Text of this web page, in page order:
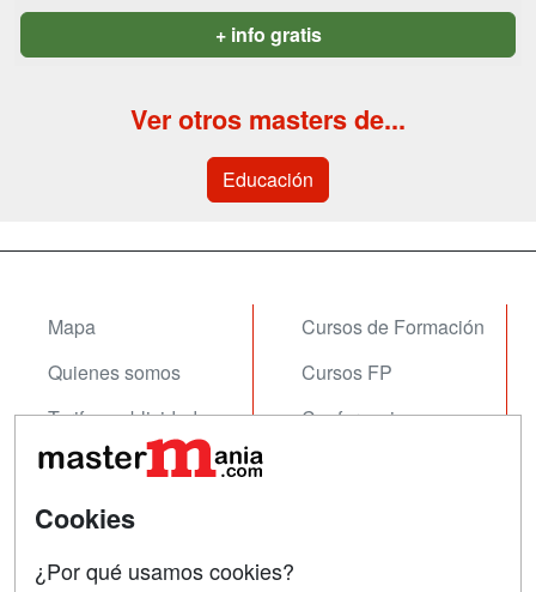
+ info gratis
Ver otros masters de...
Educación
Mapa
Quienes somos
Tarifas publicidad
Acceso Usuarios
Acceso Centros
Cursos de Formación
Cursos FP
Conferencias
Cookies
¿Por qué usamos cookies?